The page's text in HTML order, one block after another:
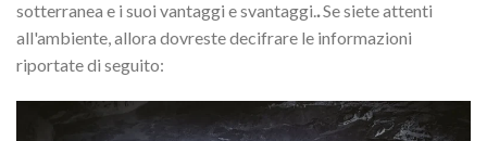
sotterranea e i suoi vantaggi e svantaggi..Se siete attenti
all'ambiente, allora dovreste decifrare le informazioni
riportate di seguito: